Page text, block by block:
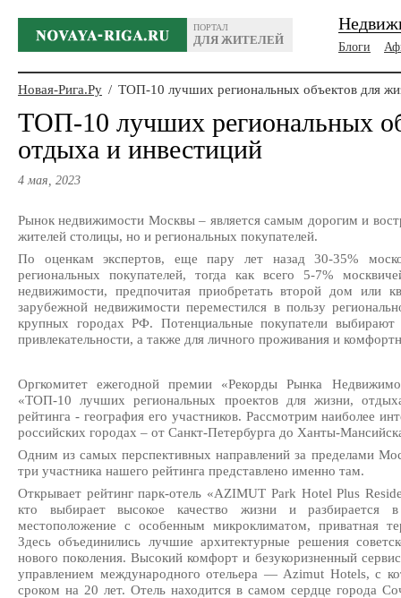
ПОРТАЛ
ДЛЯ ЖИТЕЛЕЙ
Блоги
Новая-Рига.Ру / ТОП-10 лучших региональных объектов для
ТОП-10 лучших региональных
отдыха и инвестиций
4 мая, 2023
Рынок недвижимости Москвы – является самым дорогим и
жителей столицы, но и региональных покупателей.
По оценкам экспертов, еще пару лет назад 30-35%
региональных покупателей, тогда как всего 5-7%
недвижимости, предпочитая приобретать второй дом или
зарубежной недвижимости переместился в пользу
крупных городах РФ. Потенциальные покупатели выбирают
привлекательности, а также для личного проживания и
Оргкомитет ежегодной премии «Рекорды Рынка
«ТОП-10 лучших региональных проектов для жизни,
рейтинга - география его участников. Рассмотрим наиболее
российских городах – от Санкт-Петербурга до Ханты-
Одним из самых перспективных направлений за пределами
три участника нашего рейтинга представлено именно там.
Открывает рейтинг парк-отель «AZIMUT Park Hotel Plus
кто выбирает высокое качество жизни и разбирается
местоположение с особенным микроклиматом, приватная
Здесь объединились лучшие архитектурные решения
нового поколения. Высокий комфорт и безукоризненный
управлением международного отельера — Azimut Hotels, с
сроком на 20 лет. Отель находится в самом сердце города